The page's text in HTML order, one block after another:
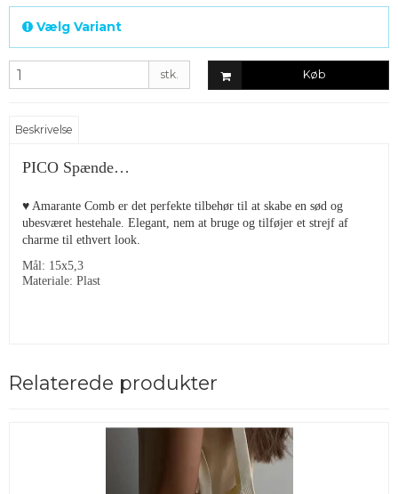
Vælg Variant
stk. Køb
Beskrivelse
PICO Spænde…
♥ Amarante Comb er det perfekte tilbehør til at skabe en sød og
ubesværet hestehale. Elegant, nem at bruge og tilføjer et strejf af
charme til ethvert look.
Mål: 15x5,3
Materiale: Plast
Relaterede produkter